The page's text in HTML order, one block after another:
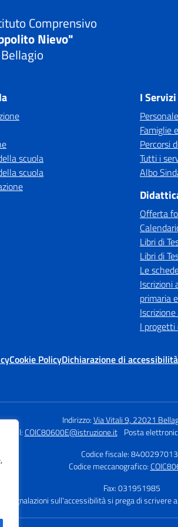
Comprensivo
Nievo"
scuola
scuola
I Servizi
Famiglie
Percorsi
Tutti i
Albo
Offerta
Libri di
Libri di
Le
Iscrizioni
primaria
I progetti
Cookie PolicyDichiarazione di accessibilità
Indirizzo:Via Vitali 9, 22021
Email:COIC80600E@istruzione.it Posta
Codice fiscale:
Codice meccanografico:
Fax: 031951985
segnalazioni sull'accessibilità si prega di scrivere a: